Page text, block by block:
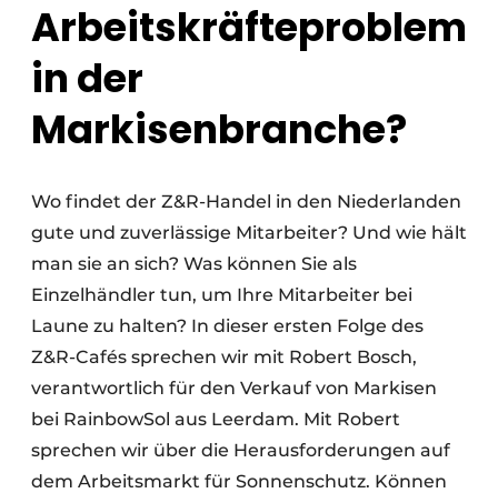
Arbeitskräfteproblem
in der
Markisenbranche?
Wo findet der Z&R-Handel in den Niederlanden
gute und zuverlässige Mitarbeiter? Und wie hält
man sie an sich? Was können Sie als
Einzelhändler tun, um Ihre Mitarbeiter bei
Laune zu halten? In dieser ersten Folge des
Z&R-Cafés sprechen wir mit Robert Bosch,
verantwortlich für den Verkauf von Markisen
bei RainbowSol aus Leerdam. Mit Robert
sprechen wir über die Herausforderungen auf
dem Arbeitsmarkt für Sonnenschutz. Können